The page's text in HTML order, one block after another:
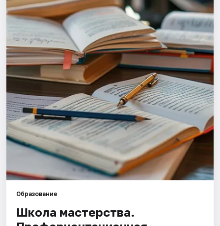
Площадки
Артисты
Рейтинги
Образование
Школа мастерства.